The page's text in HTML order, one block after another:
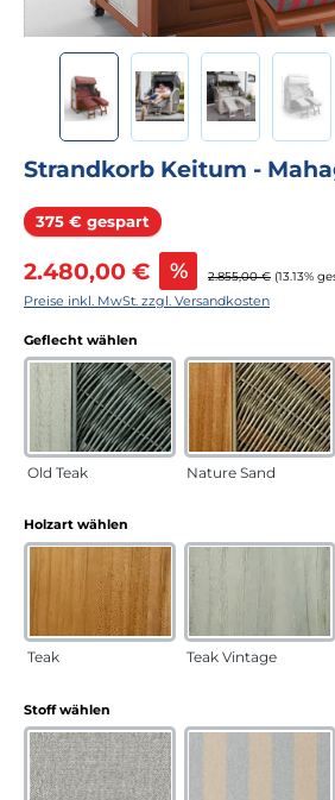
Strandkorb Keitum -
375 € gespart Rabatt
Verkaufspreis:
2.480,00 € % Regulärer Preis:
2.855,00 € (13.13%
Preise inkl. MwSt. zzgl. Versandkosten
Geflecht wählen
Old Teak Nature Sand
Holzart wählen
Teak Teak Vintage
Stoff wählen